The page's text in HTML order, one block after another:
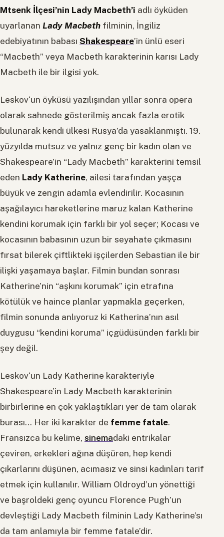
Mtsenk İlçesi’nin Lady Macbeth’i adlı öyküden
uyarlanan Lady Macbeth filminin, İngiliz
edebiyatının babası Shakespeare’in ünlü eseri
“Macbeth” veya Macbeth karakterinin karısı Lady
Macbeth ile bir ilgisi yok.
Leskov‘un öyküsü yazılışından yıllar sonra opera
olarak sahnede gösterilmiş ancak fazla erotik
bulunarak kendi ülkesi Rusya’da yasaklanmıştı. 19.
yüzyılda mutsuz ve yalnız genç bir kadın olan ve
Shakespeare’in “Lady Macbeth” karakterini temsil
eden Lady Katherine, ailesi tarafından yaşça
büyük ve zengin adamla evlendirilir. Kocasının
aşağılayıcı hareketlerine maruz kalan Katherine
kendini korumak için farklı bir yol seçer; Kocası ve
kocasının babasının uzun bir seyahate çıkmasını
fırsat bilerek çiftlikteki işçilerden Sebastian ile bir
ilişki yaşamaya başlar. Filmin bundan sonrası
Katherine’nin “aşkını korumak” için etrafına
kötülük ve haince planlar yapmakla geçerken,
filmin sonunda anlıyoruz ki Katherina’nın asıl
duygusu “kendini koruma” içgüdüsünden farklı bir
şey değil.
Leskov‘un Lady Katherine karakteriyle
Shakespeare’in Lady Macbeth karakterinin
birbirlerine en çok yaklaştıkları yer de tam olarak
burası… Her iki karakter de femme fatale.
Fransızca bu kelime, sinemadaki entrikalar
çeviren, erkekleri ağına düşüren, hep kendi
çıkarlarını düşünen, acımasız ve sinsi kadınları tarif
etmek için kullanılır. William Oldroyd’un yönettiği
ve başroldeki genç oyuncu Florence Pugh’un
devleştiği Lady Macbeth filminin Lady Katherine’sı
da tam anlamıyla bir femme fatale’dir.